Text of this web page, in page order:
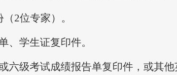
（2位专家）。
、学生证复印件。
六级考试成绩报告单复印件，或其他